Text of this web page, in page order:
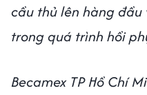
cầu thủ lên hàng
trong quá trình hồi
Becamex TP Hồ Chí